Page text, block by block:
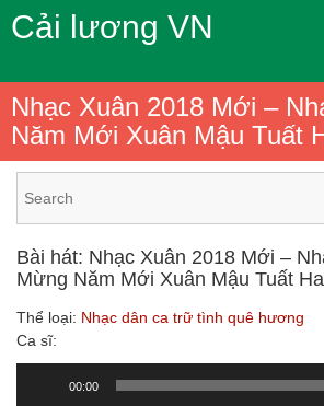
Cải lương VN
Nhạc Xuân 2018 Mới –
Năm Mới Xuân Mậu Tuất
Bài hát: Nhạc Xuân 2018 Mới –
Mừng Năm Mới Xuân Mậu Tuất
Thể loại: Nhạc dân ca trữ tình quê hương
Ca sĩ:
00:00